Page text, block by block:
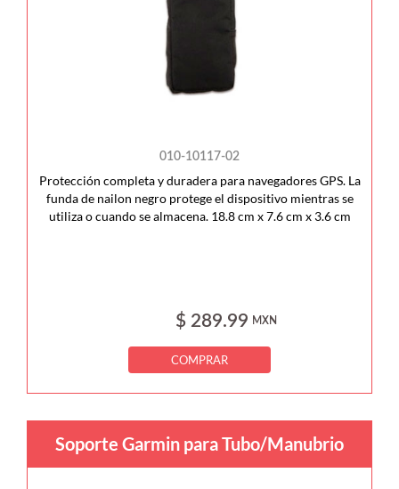
010-10117-02
Protección completa y duradera para navegadores GPS. La
funda de nailon negro protege el dispositivo mientras se
utiliza o cuando se almacena. 18.8 cm x 7.6 cm x 3.6 cm
$ 289.99 MXN
COMPRAR
Soporte Garmin para Tubo/Manubrio